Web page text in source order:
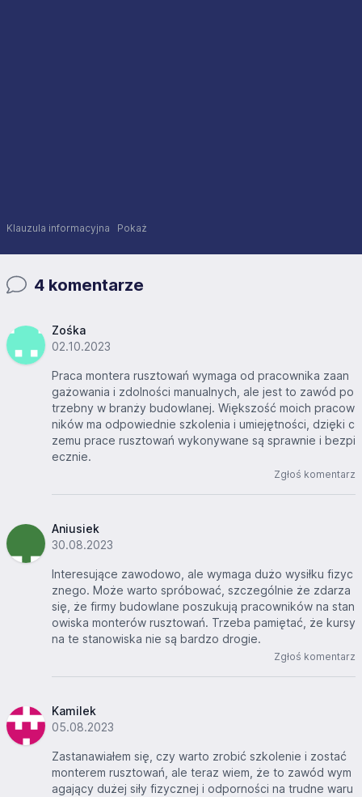
Klauzula informacyjna Pokaż
4 komentarze
Zośka
02.10.2023
Praca montera rusztowań wymaga od pracownika zaan
gażowania i zdolności manualnych, ale jest to zawód po
trzebny w branży budowlanej. Większość moich pracow
ników ma odpowiednie szkolenia i umiejętności, dzięki c
zemu prace rusztowań wykonywane są sprawnie i bezpi
ecznie.
Zgłoś komentarz
Aniusiek
30.08.2023
Interesujące zawodowo, ale wymaga dużo wysiłku fizyc
znego. Może warto spróbować, szczególnie że zdarza
się, że firmy budowlane poszukują pracowników na stan
owiska monterów rusztowań. Trzeba pamiętać, że kursy
na te stanowiska nie są bardzo drogie.
Zgłoś komentarz
Kamilek
05.08.2023
Zastanawiałem się, czy warto zrobić szkolenie i zostać
monterem rusztowań, ale teraz wiem, że to zawód wym
agający dużej siły fizycznej i odporności na trudne waru